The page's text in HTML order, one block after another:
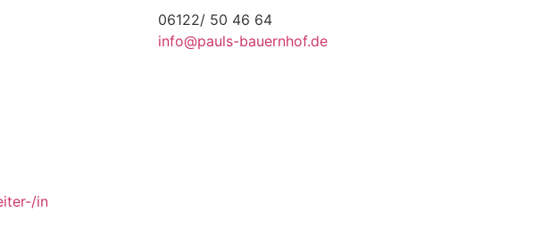
in
06122/ 50 46 64
info@pauls-bauernhof.de